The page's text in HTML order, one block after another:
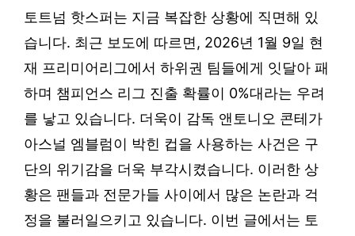
토트넘 핫스퍼는 지금 복잡한 상황에 직면해 있
습니다. 최근 보도에 따르면, 2026년 1월 9일 현
재 프리미어리그에서 하위권 팀들에게 잇달아 패
하며 챔피언스 리그 진출 확률이 0%대라는 우려
를 낳고 있습니다. 더욱이 감독 앤토니오 콘테가
아스널 엠블럼이 박힌 컵을 사용하는 사건은 구
단의 위기감을 더욱 부각시켰습니다. 이러한 상
황은 팬들과 전문가들 사이에서 많은 논란과 걱
정을 불러일으키고 있습니다. 이번 글에서는 토